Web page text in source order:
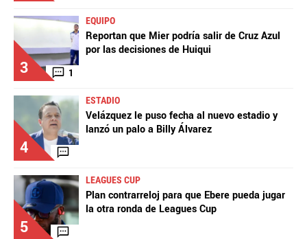
3 1
EQUIPO
Reportan que Mier podría salir de Cruz Azul
por las decisiones de Huiqui
4
ESTADIO
Velázquez le puso fecha al nuevo estadio y
lanzó un palo a Billy Álvarez
5
LEAGUES CUP
Plan contrarreloj para que Ebere pueda jugar
la otra ronda de Leagues Cup